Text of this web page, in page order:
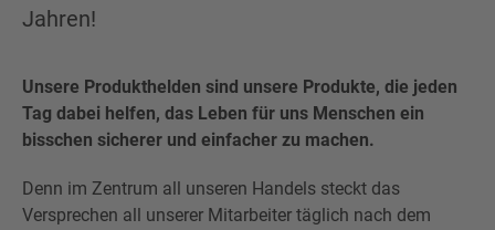
Jahren!
Unsere Produkthelden sind unsere Produkte, die jeden
Tag dabei helfen, das Leben für uns Menschen ein
bisschen sicherer und einfacher zu machen.
Denn im Zentrum all unseren Handels steckt das
Versprechen all unserer Mitarbeiter täglich nach dem